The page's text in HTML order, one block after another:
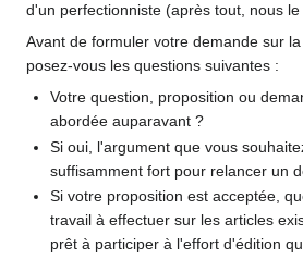
d'un perfectionniste (après tout, nous
Avant de formuler votre demande sur
posez-vous les questions suivantes :
Votre question, proposition ou
abordée auparavant ?
Si oui, l'argument que vous
suffisamment fort pour relancer un
Si votre proposition est acceptée,
travail à effectuer sur les articles
prêt à participer à l'effort d'édition